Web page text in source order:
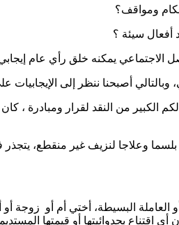
ومواقف؟
أفعال سيئة ؟
يمكنه خلق رأي عام إيجابي
وبالتالي أصبحنا ننظر إلى
من النقد لقرار ومبادرة ،
بلسما وعلاجا لنزيف غير منقطع،
البسيطة، أختي أم أو زوجة أو
أي اقتناع بجدوائيتها أو قيمتها